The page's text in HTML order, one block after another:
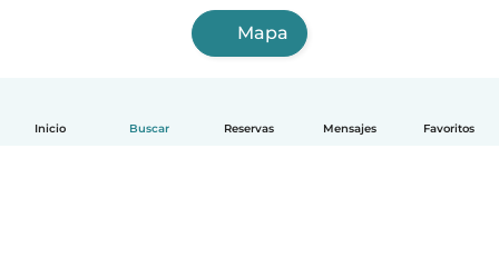
Inicio Buscar Reservas Mensajes Favoritos
Mapa